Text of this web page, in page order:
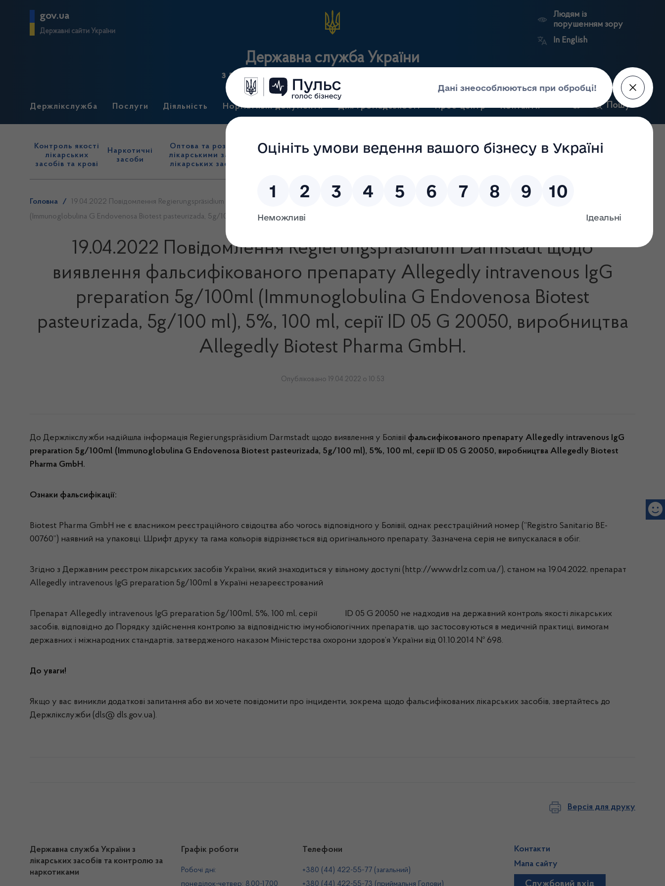
gov.ua
Державні сайти України
Державна служба України
з лікарських засобів та контролю за наркотиками
Людям із
порушенням зору
In English
Держлікслужба Послуги Діяльність Нормативні документи Для громадськості Прес-центр Контакти Пошук
Контроль якості
лікарських
засобів та крові
Наркотичні
засоби
Оптова та роздрібна торгівля
лікарськими засобами, імпорт
лікарських засобів (крім АФІ)
Державний
нагляд
виробництва лікарських
Ринковий
Державні
Антикорупційний
портал
Головна /
19.04.2022 Повідомлення Regierungspräsidium Darmstadt щодо виявлення фальсифікованого препарату Allegedly intravenous IgG preparation 5g/100ml
(Immunoglobulina G Endovenosa Biotest pasteurizada, 5g/100 ml), 5%, 100 ml, серії ID 05 G 20050, виробництва Allegedly Biotest Pharma GmbH.
19.04.2022 Повідомлення Regierungspräsidium Darmstadt щодо
виявлення фальсифікованого препарату Allegedly intravenous IgG
preparation 5g/100ml (Immunoglobulina G Endovenosa Biotest
pasteurizada, 5g/100 ml), 5%, 100 ml, серії ID 05 G 20050, виробництва
Allegedly Biotest Pharma GmbH.
Опубліковано 19.04.2022 о 10:53
До Держлікслужби надійшла інформація Regierungspräsidium Darmstadt щодо виявлення у Болівії фальсифікованого препарату Allegedly intravenous IgG
preparation 5g/100ml (Immunoglobulina G Endovenosa Biotest pasteurizada, 5g/100 ml), 5%, 100 ml, серії ID 05 G 20050, виробництва Allegedly Biotest
Pharma GmbH.
Ознаки фальсифікації:
Biotest Pharma GmbH не є власником реєстраційного свідоцтва або чогось відповідного у Болівії, однак реєстраційний номер (“Registro Sanitario BE-
00760”) наявний на упаковці. Шрифт друку та гама кольорів відрізняється від оригінального препарату. Зазначена серія не випускалася в обіг.
Згідно з Державним реєстром лікарських засобів України, який знаходиться у вільному доступі (http://www.drlz.com.ua/), станом на 19.04.2022, препарат
Allegedly intravenous IgG preparation 5g/100ml в Україні незареєстрований
Препарат Allegedly intravenous IgG preparation 5g/100ml, 5%, 100 ml, серії ID 05 G 20050 не надходив на державний контроль якості лікарських
засобів, відповідно до Порядку здійснення контролю за відповідністю імунобіологічних препаратів, що застосовуються в медичній практиці, вимогам
державних і міжнародних стандартів, затвердженого наказом Міністерства охорони здоров’я України від 01.10.2014 № 698.
До уваги!
Якщо у вас виникли додаткові запитання або ви хочете повідомити про інциденти, зокрема щодо фальсифікованих лікарських засобів, звертайтесь до
Держлікслужби (dls@ dls.gov.ua).
Версія для друку
Державна служба України з
лікарських засобів та контролю за
наркотиками
Графік роботи
Робочі дні:
понеділок-четвер: 8.00-17.00
Телефони
+380 (44) 422-55-77 (загальний)
+380 (44) 422-55-73 (приймальня Голови)
Контакти
Мапа сайту
Службовий вхід